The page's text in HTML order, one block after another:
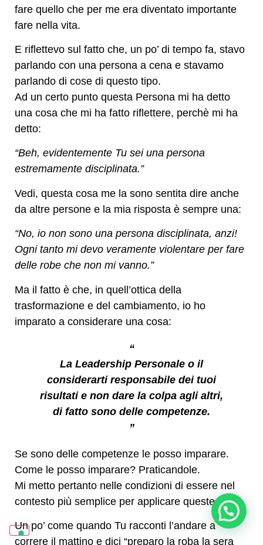
fare quello che per me era diventato importante
fare nella vita.
E riflettevo sul fatto che, un po’ di tempo fa, stavo
parlando con una persona a cena e stavamo
parlando di cose di questo tipo.
Ad un certo punto questa Persona mi ha detto
una cosa che mi ha fatto riflettere, perchè mi ha
detto:
“Beh, evidentemente Tu sei una persona
estremamente disciplinata.”
Vedi, questa cosa me la sono sentita dire anche
da altre persone e la mia risposta è sempre una:
“No, io non sono una persona disciplinata, anzi!
Ogni tanto mi devo veramente violentare per fare
delle robe che non mi vanno.”
Ma il fatto è che, in quell’ottica della
trasformazione e del cambiamento, io ho
imparato a considerare una cosa:
“
La Leadership Personale o il
considerarti responsabile dei tuoi
risultati e non dare la colpa agli altri,
di fatto sono delle competenze.
”
Se sono delle competenze le posso imparare.
Come le posso imparare? Praticandole.
Mi metto pertanto nelle condizioni di essere nel
contesto più semplice per applicare queste cose.
Un po’ come quando Tu racconti l’andare a
correre il mattino e dici “preparo la roba la sera
Posso aiutarti? Sono Sara